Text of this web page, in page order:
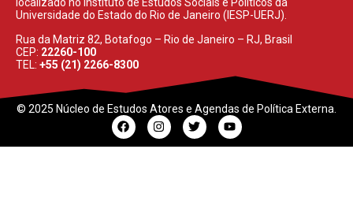
Universidade do Estado do Rio de Janeiro (IESP-UERJ).
Rua da Matriz 82, Botafogo – Rio de Janeiro – RJ, Brasil
CEP: 22260-100
TEL: +55 (21) 2266-8300
© 2025 Núcleo de Estudos Atores e Agendas de Política Externa.